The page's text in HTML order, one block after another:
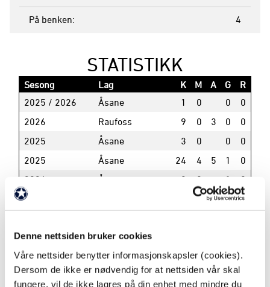
Denne nettsiden bruker cookies
Våre nettsider benytter informasjonskapsler (cookies).
Dersom de ikke er nødvendig for at nettsiden vår skal
fungere, vil de ikke lagres på din enhet med mindre du
På benken 4
STATISTIKK
Sesong Lag K M A G
R
2025 / 2026
Åsane 1 0 0
0
2026
Raufoss 9 0 3 0
0
2025
Åsane 3 0 0
0
2025
Åsane 24 4 5 1
0
2024
Åsane 3 0 1
0
2024
1 1 0
0
2023
Åsane
2022
HamKam
2022
HamKam 20 0 0 0